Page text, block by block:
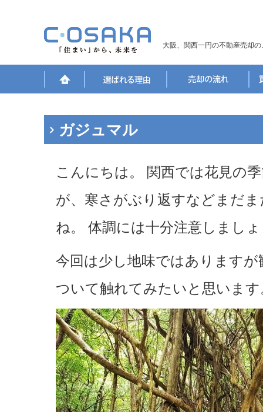
大阪、関西一円の不動産売却
ガジュマル
こんにちは。 関西では花見の
が、寒さがぶり返すなどまだ
ね。 体調には十分注意しまし
今回は少し地味ではあります
ついて触れてみたいと思います